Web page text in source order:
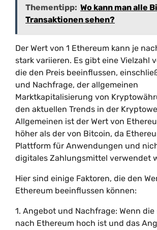
Thementipp: Wo kann man alle
Transaktionen sehen?
Der Wert von 1 Ethereum kann je
stark variieren. Es gibt eine Vielzahl
die den Preis beeinflussen,
und Nachfrage, der allgemeinen
Marktkapitalisierung von
den aktuellen Trends in der
Allgemeinen ist der Wert von
höher als der von Bitcoin, da
Plattform für Anwendungen und
digitales Zahlungsmittel verwendet
Hier sind einige Faktoren, die den
Ethereum beeinflussen können:
1. Angebot und Nachfrage: Wenn
nach Ethereum hoch ist und das